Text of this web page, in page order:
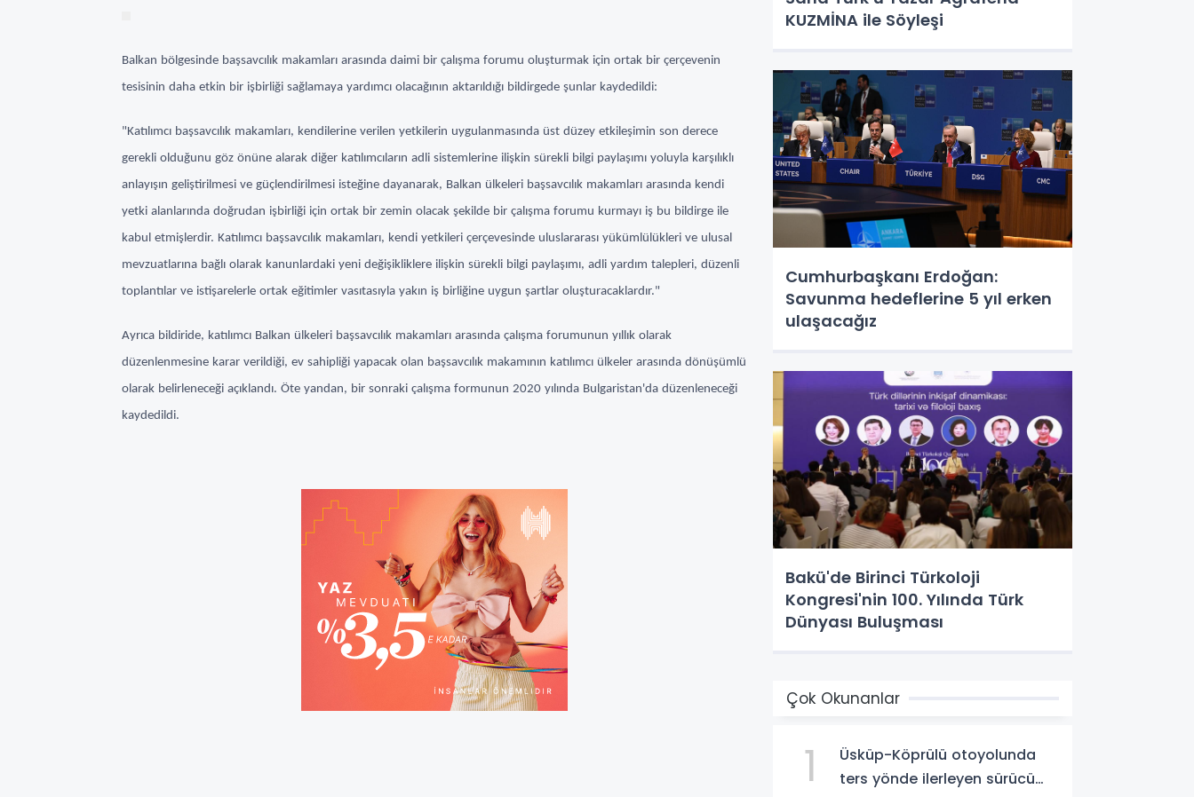
Balkan bölgesinde başsavcılık makamları arasında daimi bir çalışma forumu oluşturmak için ortak bir çerçevenin
tesisinin daha etkin bir işbirliği sağlamaya yardımcı olacağının aktarıldığı bildirgede şunlar kaydedildi:
"Katılımcı başsavcılık makamları, kendilerine verilen yetkilerin uygulanmasında üst düzey etkileşimin son derece
gerekli olduğunu göz önüne alarak diğer katılımcıların adli sistemlerine ilişkin sürekli bilgi paylaşımı yoluyla karşılıklı
anlayışın geliştirilmesi ve güçlendirilmesi isteğine dayanarak, Balkan ülkeleri başsavcılık makamları arasında kendi
yetki alanlarında doğrudan işbirliği için ortak bir zemin olacak şekilde bir çalışma forumu kurmayı iş bu bildirge ile
kabul etmişlerdir. Katılımcı başsavcılık makamları, kendi yetkileri çerçevesinde uluslararası yükümlülükleri ve ulusal
mevzuatlarına bağlı olarak kanunlardaki yeni değişikliklere ilişkin sürekli bilgi paylaşımı, adli yardım talepleri, düzenli
toplantılar ve istişarelerle ortak eğitimler vasıtasıyla yakın iş birliğine uygun şartlar oluşturacaklardır."
Ayrıca bildiride, katılımcı Balkan ülkeleri başsavcılık makamları arasında çalışma forumunun yıllık olarak
düzenlenmesine karar verildiği, ev sahipliği yapacak olan başsavcılık makamının katılımcı ülkeler arasında dönüşümlü
olarak belirleneceği açıklandı. Öte yandan, bir sonraki çalışma formunun 2020 yılında Bulgaristan'da düzenleneceği
kaydedildi.
KUZMİNA ile Söyleşi
Cumhurbaşkanı Erdoğan:
Savunma hedeflerine 5 yıl erken
ulaşacağız
Bakü'de Birinci Türkoloji
Kongresi'nin 100. Yılında Türk
Dünyası Buluşması
Çok Okunanlar
1
Üsküp-Köprülü otoyolunda
ters yönde ilerleyen sürücü